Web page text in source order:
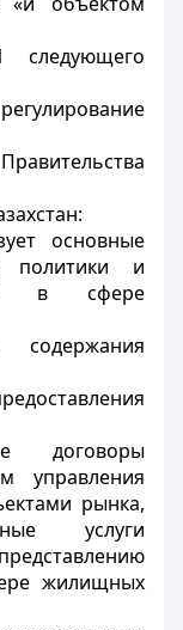
следующего
основные
политики и
в сфере
договоры
управления
рынка,
услуги
жилищных